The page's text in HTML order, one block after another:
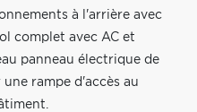
à l'arrière avec
complet avec AC et
panneau électrique de
rampe d'accès au